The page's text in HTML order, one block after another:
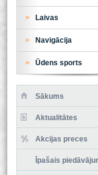
Laivas
Navigācija
Ūdens sports
Sākums
Aktualitātes
Akcijas preces
Īpašais